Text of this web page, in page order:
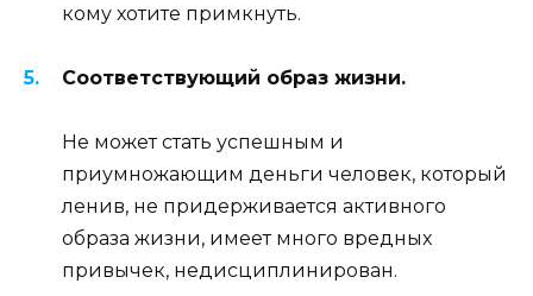
кому хотите примкнуть.
Соответствующий образ жизни.
Не может стать успешным и
приумножающим деньги человек, который
ленив, не придерживается активного
образа жизни, имеет много вредных
привычек, недисциплинирован.